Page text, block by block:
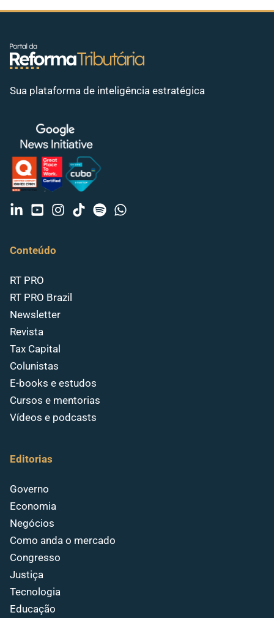
Sua plataforma de inteligência estratégica
Conteúdo
RT PRO
RT PRO Brazil
Newsletter
Revista
Tax Capital
Colunistas
E-books e estudos
Cursos e mentorias
Vídeos e podcasts
Editorias
Governo
Economia
Negócios
Como anda o mercado
Congresso
Justiça
Tecnologia
Educação